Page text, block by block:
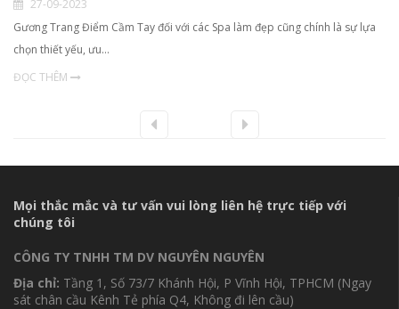
27-09-2023
Gương Trang Điểm Cầm Tay đối với các Spa làm đẹp cũng chính là sự lựa
chọn thiết yếu, ưu…
ĐỌC THÊM
Mọi thắc mắc và tư vấn vui lòng liên hệ trực tiếp với
chúng tôi
CÔNG TY TNHH TM DV NGUYÊN NGUYÊN
Địa chỉ: Tầng 1, Số 73/7 Khánh Hội, P Vĩnh Hội, TPHCM (Ngay
sát chân cầu Kênh Tẻ phía Q4, Không đi lên cầu)